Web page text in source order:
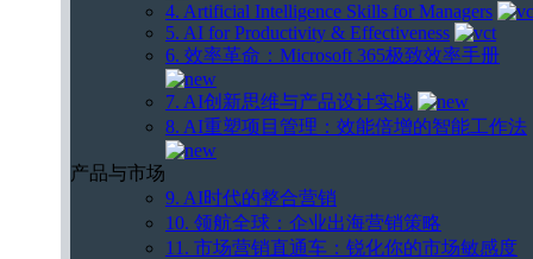
4. Artificial Intelligence Skills for Managers
5. AI for Productivity & Effectiveness
6. 效率革命：Microsoft 365极致效率手册
7. AI创新思维与产品设计实战
8. AI重塑项目管理：效能倍增的智能工作法
产品与市场
9. AI时代的整合营销
10. 领航全球：企业出海营销策略
11. 市场营销直通车：锐化你的市场敏感度